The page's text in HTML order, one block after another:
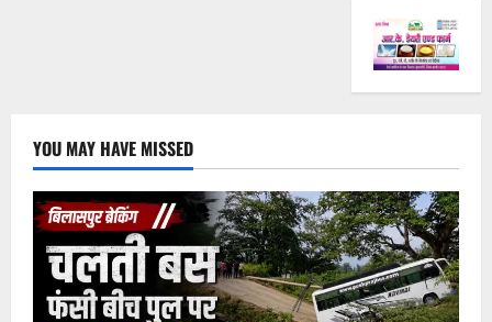
YOU MAY HAVE MISSED